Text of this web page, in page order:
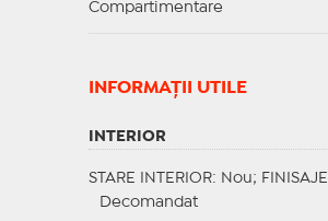
Compartimentare
INFORMAŢII UTILE
INTERIOR
STARE INTERIOR: Nou; FINISAJE
Decomandat